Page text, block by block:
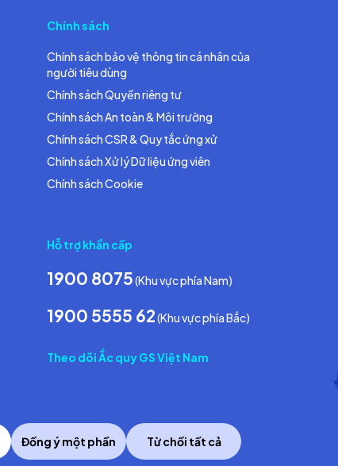
Chính sách
Chính sách bảo vệ thông tin cá nhân của
người tiêu dùng
Chính sách Quyền riêng tư
Chính sách An toàn & Môi trường
Chính sách CSR & Quy tắc ứng xử
Chính sách Xử lý Dữ liệu ứng viên
Chính sách Cookie
Hỗ trợ khẩn cấp
1900 8075(Khu vực phía Nam)
1900 5555 62(Khu vực phía Bắc)
Theo dõi Ắc quy GS Việt Nam
Copyright © 2014 GS Battery Vietnam Co., Ltd
Đồng ý một phần Từ chối tất cả